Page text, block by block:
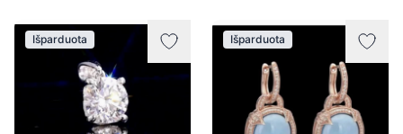
Išparduota Išparduota